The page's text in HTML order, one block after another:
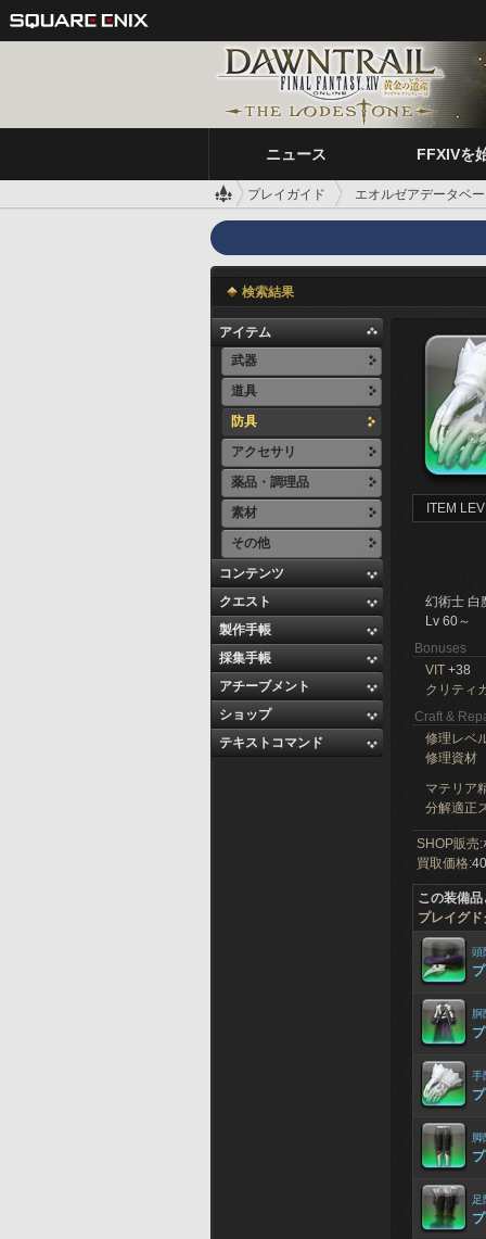
ニュース FFXIVを
プレイガイド エオルゼアデータベ
検索結果
アイテム
武器
道具
防具
アクセサリ
薬品・調理品
素材
その他
コンテンツ
クエスト
製作手帳
採集手帳
アチーブメント
ショップ
テキストコマンド
ITEM
幻術士 白
Lv 60～
Bonuses
VIT +38
クリティ
Craft &
修理レベ
修理資材
マテリア
分解適正
SHOP販売:
買取価格:
この装備
プレイグ
頭
胴
手
脚
足